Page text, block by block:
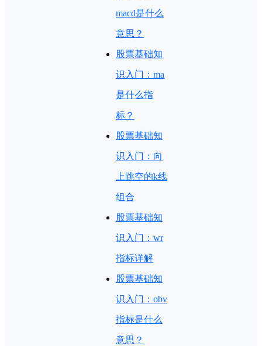
macd是什么
意思？
股票基础知
识入门：ma
是什么指
标？
股票基础知
识入门：向
上跳空的k线
组合
股票基础知
识入门：wr
指标详解
股票基础知
识入门：obv
指标是什么
意思？